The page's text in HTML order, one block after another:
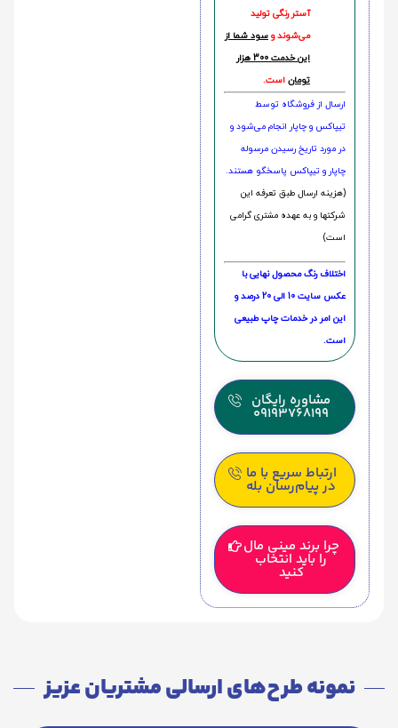
آستر رنگی تولید
می‌شوند و سود شما از
این خدمت 300 هزار
تومان است.
ارسال از فروشگاه توسط
تیپاکس و چاپار انجام می‌شود و
در مورد تاریخ رسیدن مرسوله
چاپار و تیپاکس پاسخگو هستند.
(هزینه ارسال طبق تعرفه این
شرکتها و به عهده مشتری گرامی
است)
اختلاف رنگ محصول نهایی با
عکس سایت 10 الی 20 درصد و
این امر در خدمات چاپ طبیعی
است.
مشاوره رایگان
09193768199
ارتباط سریع با ما
در پیام‌رسان بله
چرا برند مینی مال
را باید انتخاب
کنید
نمونه طرح‌های ارسالی مشتریان عزیز